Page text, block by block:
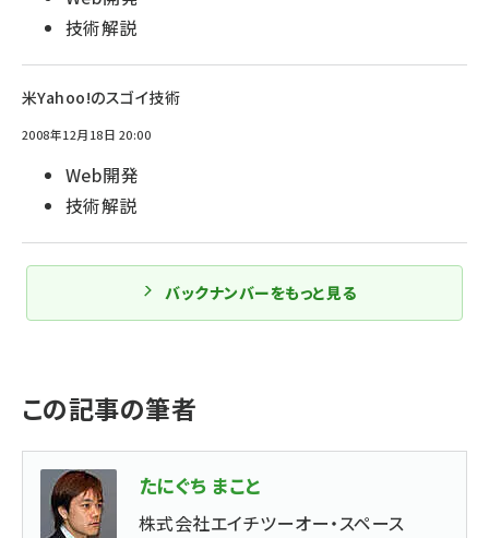
技術解説
米Yahoo!のスゴイ技術
2008年12月18日 20:00
Web開発
技術解説
バックナンバーをもっと見る
この記事の筆者
たにぐち まこと
株式会社エイチツーオー・スペース